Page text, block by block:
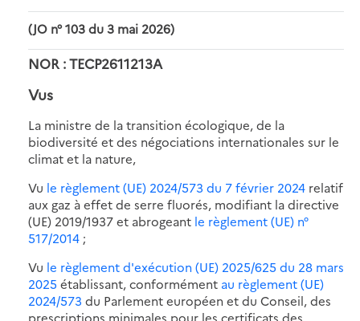
(JO n° 103 du 3 mai 2026)
NOR : TECP2611213A
Vus
La ministre de la transition écologique, de la
biodiversité et des négociations internationales sur le
climat et la nature,
Vu le règlement (UE) 2024/573 du 7 février 2024 relatif
aux gaz à effet de serre fluorés, modifiant la directive
(UE) 2019/1937 et abrogeant le règlement (UE) n°
517/2014 ;
Vu le règlement d'exécution (UE) 2025/625 du 28 mars
2025 établissant, conformément au règlement (UE)
2024/573 du Parlement européen et du Conseil, des
prescriptions minimales pour les certificats des